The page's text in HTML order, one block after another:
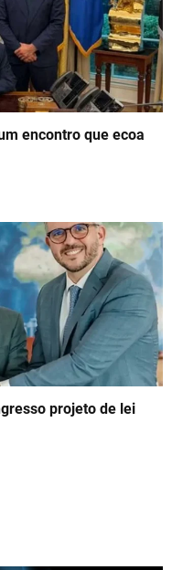
encontro que ecoa
projeto de lei